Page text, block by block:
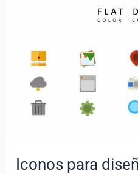
Iconos para